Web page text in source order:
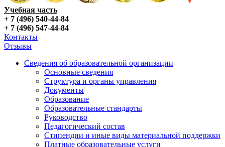
Учебная часть
+ 7 (496) 540-44-84
+ 7 (496) 547-44-84
Контакты
Отзывы
Сведения об образовательной организации
Основные сведения
Структура и органы управления
Документы
Образование
Образовательные стандарты
Руководство
Педагогический состав
Стипендии и иные виды материальной поддержки
Платные образовательные услуги